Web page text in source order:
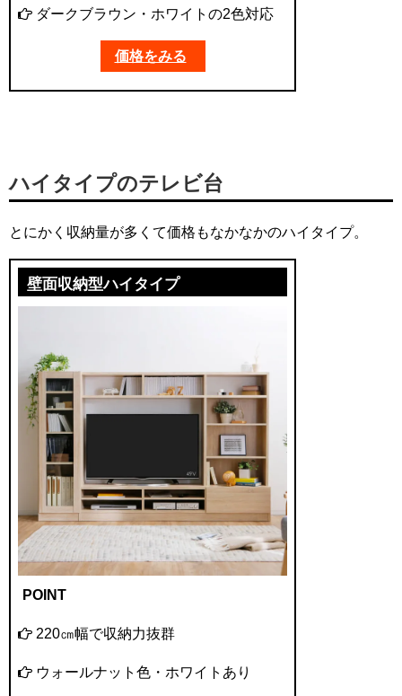
ダークブラウン・ホワイトの2色対応
価格をみる
ハイタイプのテレビ台
とにかく収納量が多くて価格もなかなかのハイタイプ。
壁面収納型ハイタイプ
POINT
220㎝幅で収納力抜群
ウォールナット色・ホワイトあり